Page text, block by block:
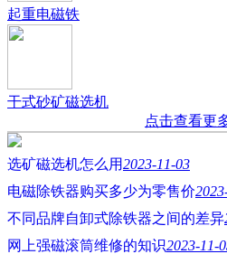
起重电磁铁
干式砂矿磁选机
点击查看更
选矿磁选机怎么用2023-11-03
电磁除铁器购买多少为零售价
不同品牌自卸式除铁器之间的差异
网上强磁滚筒维修的知识2023-11-